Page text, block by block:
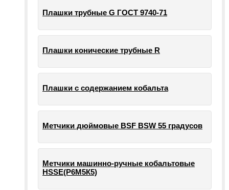
Плашки трубные G ГОСТ 9740-71
Плашки конические трубные R
Плашки с содержанием кобальта
Метчики дюймовые BSF BSW 55 градусов
Метчики машинно-ручные кобальтовые
HSSE(Р6М5К5)